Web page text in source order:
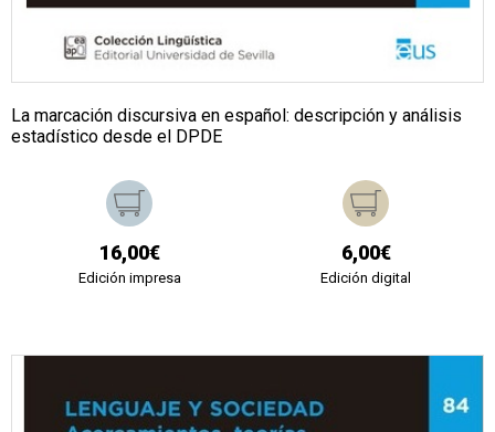
La marcación discursiva en español: descripción y análisis
estadístico desde el DPDE
16,00€
Edición impresa
6,00€
Edición digital